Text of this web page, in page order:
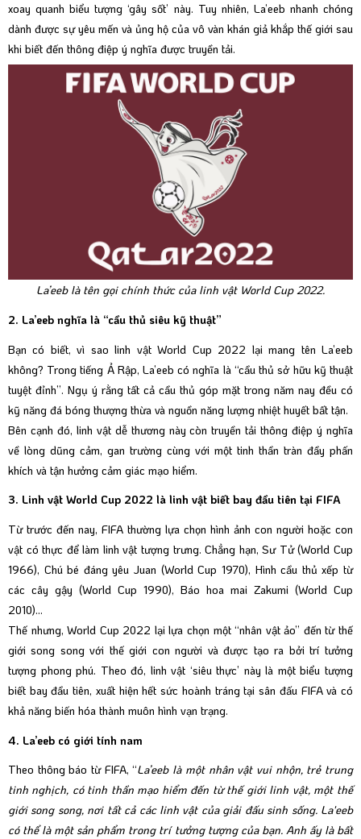
xoay quanh biểu tượng ‘gây sốt’ này. Tuy nhiên, La’eeb nhanh chóng
dành được sự yêu mến và ủng hộ của vô vàn khán giả khắp thế giới sau
khi biết đến thông điệp ý nghĩa được truyền tải.
La’eeb là tên gọi chính thức của linh vật World Cup 2022.
2. La’eeb nghĩa là “cầu thủ siêu kỹ thuật”
Bạn có biết, vì sao linh vật World Cup 2022 lại mang tên La’eeb
không? Trong tiếng Ả Rập, La’eeb có nghĩa là “cầu thủ sở hữu kỹ thuật
tuyệt đỉnh”. Ngụ ý rằng tất cả cầu thủ góp mặt trong năm nay đều có
kỹ năng đá bóng thượng thừa và nguồn năng lượng nhiệt huyết bất tận.
Bên cạnh đó, linh vật dễ thương này còn truyền tải thông điệp ý nghĩa
về lòng dũng cảm, gan trường cùng với một tinh thần tràn đầy phấn
khích và tận hưởng cảm giác mạo hiểm.
3. Linh vật World Cup 2022 là linh vật biết bay đầu tiên tại FIFA
Từ trước đến nay, FIFA thường lựa chọn hình ảnh con người hoặc con
vật có thực để làm linh vật tượng trưng. Chẳng hạn, Sư Tử (World Cup
1966), Chú bé đáng yêu Juan (World Cup 1970), Hình cầu thủ xếp từ
các cây gậy (World Cup 1990), Báo hoa mai Zakumi (World Cup
2010)...
Thế nhưng, World Cup 2022 lại lựa chọn một “nhân vật ảo” đến từ thế
giới song song với thế giới con người và được tạo ra bởi trí tưởng
tượng phong phú. Theo đó, linh vật ‘siêu thực’ này là một biểu tượng
biết bay đầu tiên, xuất hiện hết sức hoành tráng tại sân đấu FIFA và có
khả năng biến hóa thành muôn hình vạn trạng.
4. La’eeb có giới tính nam
Theo thông báo từ FIFA, “La’eeb là một nhân vật vui nhộn, trẻ trung
tinh nghịch, có tinh thần mạo hiểm đến từ thế giới linh vật, một thế
giới song song, nơi tất cả các linh vật của giải đấu sinh sống. La'eeb
có thể là một sản phẩm trong trí tưởng tượng của bạn. Anh ấy là bất